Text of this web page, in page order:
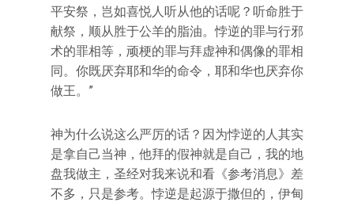
平安祭，岂如喜悦人听从他的话呢？听命胜于
献祭，顺从胜于公羊的脂油。悖逆的罪与行邪
术的罪相等，顽梗的罪与拜虚神和偶像的罪相
同。你既厌弃耶和华的命令，耶和华也厌弃你
做王。”
神为什么说这么严厉的话？因为悖逆的人其实
是拿自己当神，他拜的假神就是自己，我的地
盘我做主，圣经对我来说和看《参考消息》差
不多，只是参考。悖逆是起源于撒但的，伊甸